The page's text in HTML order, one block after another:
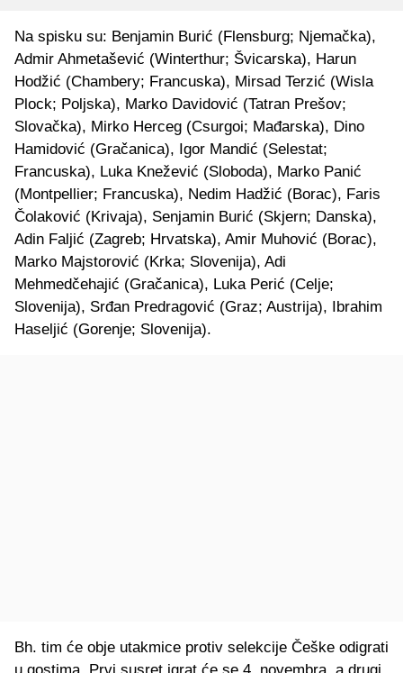
Na spisku su: Benjamin Burić (Flensburg; Njemačka),
Admir Ahmetašević (Winterthur; Švicarska), Harun
Hodžić (Chambery; Francuska), Mirsad Terzić (Wisla
Plock; Poljska), Marko Davidović (Tatran Prešov;
Slovačka), Mirko Herceg (Csurgoi; Mađarska), Dino
Hamidović (Gračanica), Igor Mandić (Selestat;
Francuska), Luka Knežević (Sloboda), Marko Panić
(Montpellier; Francuska), Nedim Hadžić (Borac), Faris
Čolaković (Krivaja), Senjamin Burić (Skjern; Danska),
Adin Faljić (Zagreb; Hrvatska), Amir Muhović (Borac),
Marko Majstorović (Krka; Slovenija), Adi
Mehmedčehajić (Gračanica), Luka Perić (Celje;
Slovenija), Srđan Predragović (Graz; Austrija), Ibrahim
Haseljić (Gorenje; Slovenija).
Bh. tim će obje utakmice protiv selekcije Češke odigrati
u gostima. Prvi susret igrat će se 4. novembra, a drugi